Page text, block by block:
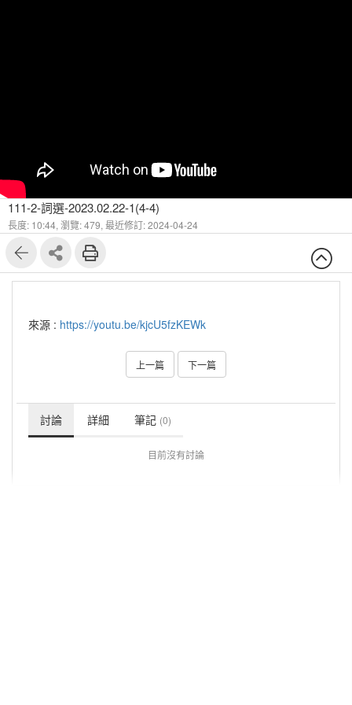
111-2-詞選-2023.02.22-1(4-4)
長度: 10:44, 瀏覽: 479, 最近修訂: 2024-04-24
來源 : https://youtu.be/kjcU5fzKEWk
上一篇 下一篇
討論 詳細 筆記 (0)
目前沒有討論